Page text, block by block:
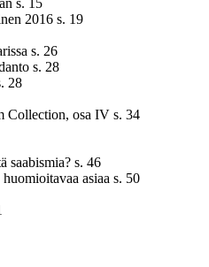
s. 15
2016 s. 19
s. 26
s. 28
28
Collection, osa IV s. 34
saabismia? s. 46
asiaa s. 50